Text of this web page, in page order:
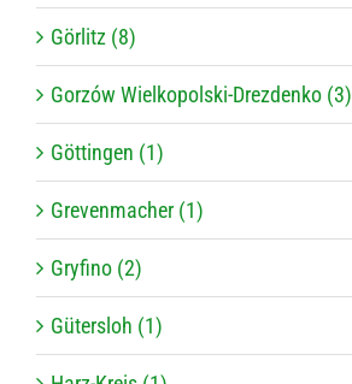
Gör­litz (8)
Gor­zów Wiel­ko­pol­ski-Drez­denko (3)
Göt­tin­gen (1)
Gre­ven­ma­cher (1)
Gry­fino (2)
Güters­loh (1)